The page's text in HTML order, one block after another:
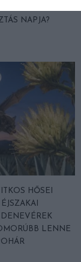
NAPJA?
HŐSEI
LENNE